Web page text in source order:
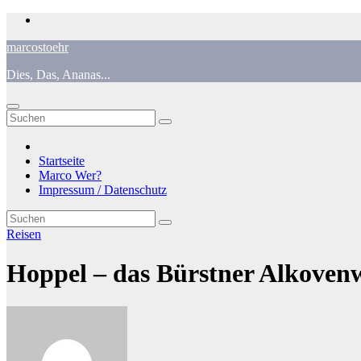
Zum
springen
marcostoehr
Dies, Das, Ananas...
Startseite
Marco Wer?
Impressum / Datenschutz
Reisen
Hoppel – das Bürstner